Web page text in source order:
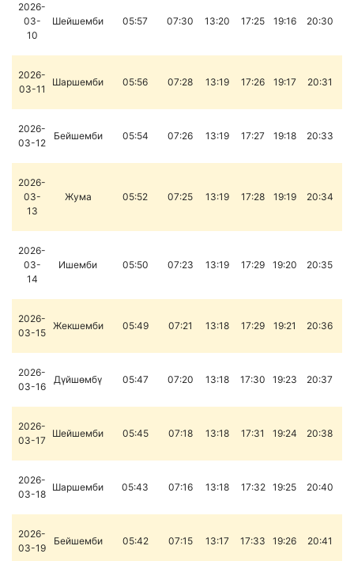
2026-
03-
10
Шейшемби 05:57 07:30 13:20 17:25 19:16 20:30
2026-
03-11
Шаршемби 05:56 07:28 13:19 17:26 19:17 20:31
2026-
03-12
Бейшемби 05:54 07:26 13:19 17:27 19:18 20:33
2026-
03-
13
Жума 05:52 07:25 13:19 17:28 19:19 20:34
2026-
03-
14
Ишемби 05:50 07:23 13:19 17:29 19:20 20:35
2026-
03-15
Жекшемби 05:49 07:21 13:18 17:29 19:21 20:36
2026-
03-16
Дүйшөмбү 05:47 07:20 13:18 17:30 19:23 20:37
2026-
03-17
Шейшемби 05:45 07:18 13:18 17:31 19:24 20:38
2026-
03-18
Шаршемби 05:43 07:16 13:18 17:32 19:25 20:40
2026-
03-19
Бейшемби 05:42 07:15 13:17 17:33 19:26 20:41